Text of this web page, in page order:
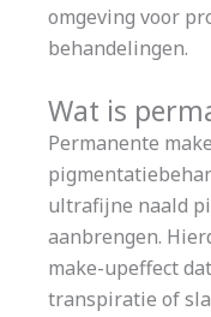
omgeving voor
behandelingen.
Wat is
Permanente
ultrafijne naald
aanbrengen.
make-upeffect
transpiratie of